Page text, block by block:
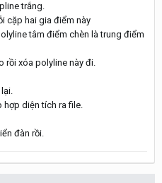
trắng.
cặp hai gia điểm này
tâm điểm chèn là trung điểm
rồi xóa polyline này đi.
hợp diện tích ra file.
đàn rồi.